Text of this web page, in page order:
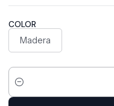
COLOR
Madera
Cantidad